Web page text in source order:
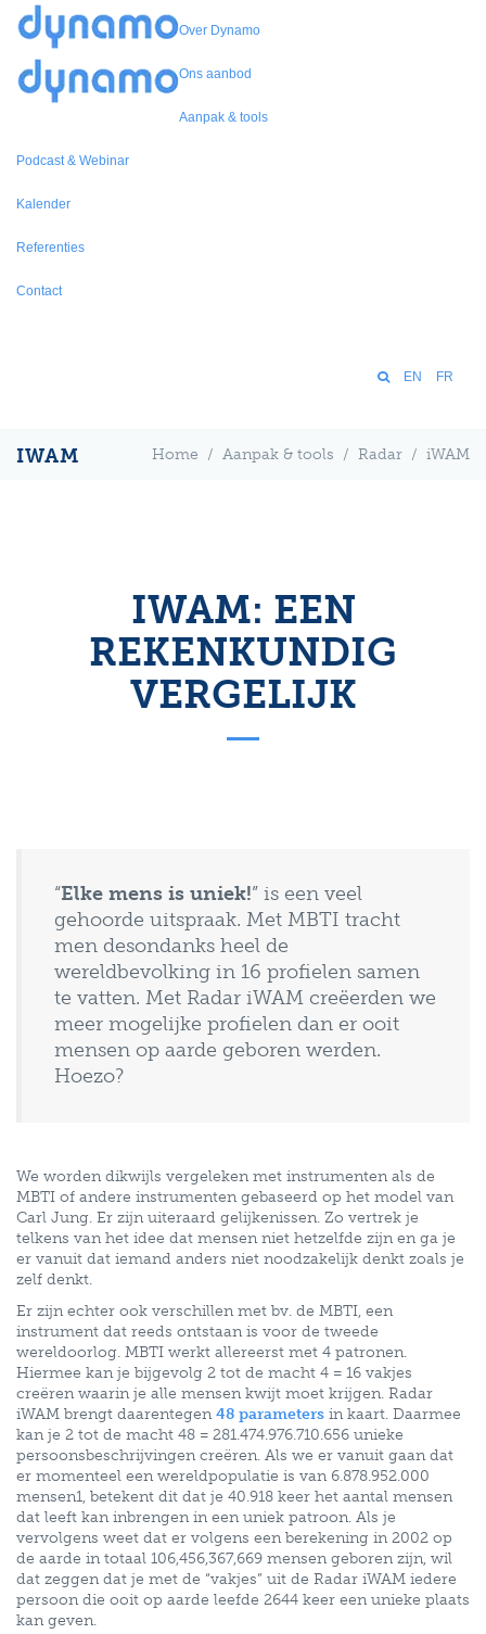
Over Dynamo
Ons aanbod
Aanpak & tools
Podcast & Webinar
Kalender
Referenties
Contact
EN FR
IWAM Home / Aanpak & tools / Radar / iWAM
IWAM: EEN
REKENKUNDIG
VERGELIJK
“Elke mens is uniek!” is een veel
gehoorde uitspraak. Met MBTI tracht
men desondanks heel de
wereldbevolking in 16 profielen samen
te vatten. Met Radar iWAM creëerden we
meer mogelijke profielen dan er ooit
mensen op aarde geboren werden.
Hoezo?
We worden dikwijls vergeleken met instrumenten als de
MBTI of andere instrumenten gebaseerd op het model van
Carl Jung. Er zijn uiteraard gelijkenissen. Zo vertrek je
telkens van het idee dat mensen niet hetzelfde zijn en ga je
er vanuit dat iemand anders niet noodzakelijk denkt zoals je
zelf denkt.
Er zijn echter ook verschillen met bv. de MBTI, een
instrument dat reeds ontstaan is voor de tweede
wereldoorlog. MBTI werkt allereerst met 4 patronen.
Hiermee kan je bijgevolg 2 tot de macht 4 = 16 vakjes
creëren waarin je alle mensen kwijt moet krijgen. Radar
iWAM brengt daarentegen 48 parameters in kaart. Daarmee
kan je 2 tot de macht 48 = 281.474.976.710.656 unieke
persoonsbeschrijvingen creëren. Als we er vanuit gaan dat
er momenteel een wereldpopulatie is van 6.878.952.000
mensen1, betekent dit dat je 40.918 keer het aantal mensen
dat leeft kan inbrengen in een uniek patroon. Als je
vervolgens weet dat er volgens een berekening in 2002 op
de aarde in totaal 106,456,367,669 mensen geboren zijn, wil
dat zeggen dat je met de “vakjes” uit de Radar iWAM iedere
persoon die ooit op aarde leefde 2644 keer een unieke plaats
kan geven.